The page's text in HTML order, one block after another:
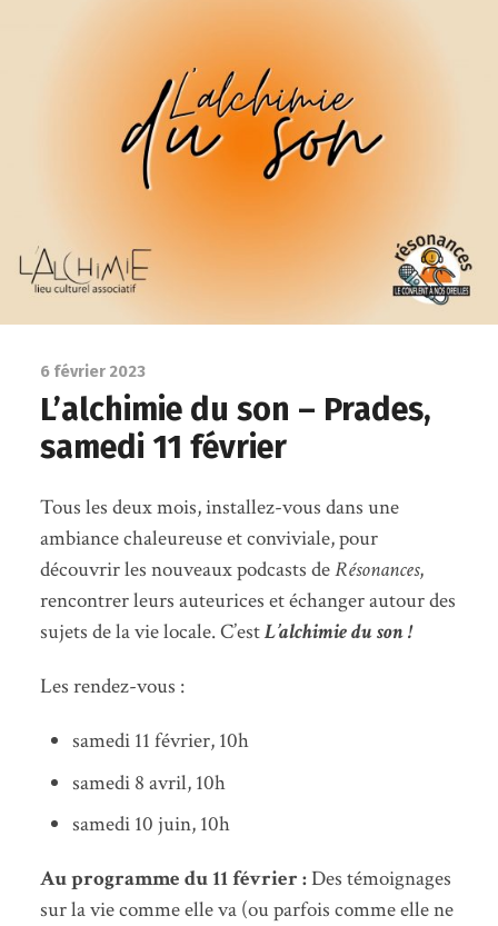
6 février 2023
L’alchimie du son – Prades,
samedi 11 février
Tous les deux mois, installez-vous dans une
ambiance chaleureuse et conviviale, pour
découvrir les nouveaux podcasts deRésonances,
rencontrer leurs auteurices et échanger autour des
sujets de la vie locale. C’estL’alchimie du son !
Les rendez-vous :
samedi 11 février, 10h
samedi 8 avril, 10h
samedi 10 juin, 10h
Au programme du 11 février :Des témoignages
sur la vie comme elle va (ou parfois comme elle ne